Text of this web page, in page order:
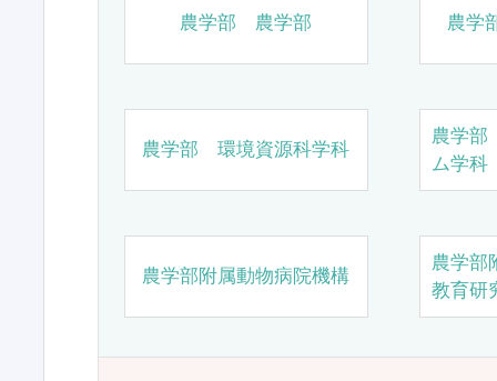
農学部 農学部 農学
農学部 環境資源科学科
農学
ム学科
農学部附属動物病院機構
農学部
教育研